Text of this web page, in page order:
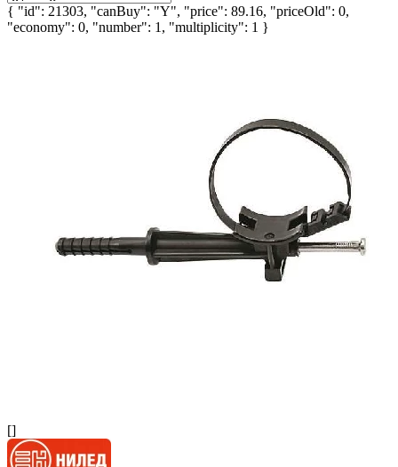
{ "id": 21303, "canBuy": "Y", "price": 89.16, "priceOld": 0,
"economy": 0, "number": 1, "multiplicity": 1 }
[]